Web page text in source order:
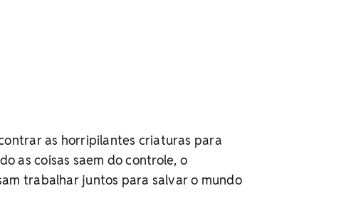
as horripilantes criaturas para
as coisas saem do controle, o
trabalhar juntos para salvar o mundo